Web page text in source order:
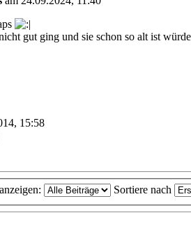
gut ging und sie schon so alt ist
15:58
Sortiere nach